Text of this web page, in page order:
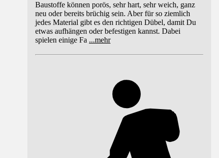
Baustoffe können porös, sehr hart, sehr weich, ganz
neu oder bereits brüchig sein. Aber für so ziemlich
jedes Material gibt es den richtigen Dübel, damit Du
etwas aufhängen oder befestigen kannst. Dabei
spielen einige Fa ...mehr